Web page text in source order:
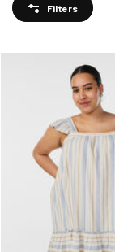
Filters